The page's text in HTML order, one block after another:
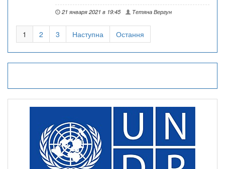
21 января 2021 в 19:45 Тетяна Вергун
1 2 3 Наступна Остання